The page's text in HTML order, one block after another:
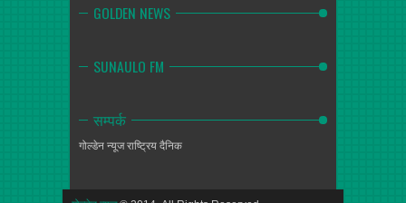
GOLDEN NEWS
SUNAULO FM
सम्पर्क
गोल्डेन न्यूजराष्ट्रिय दैनिक